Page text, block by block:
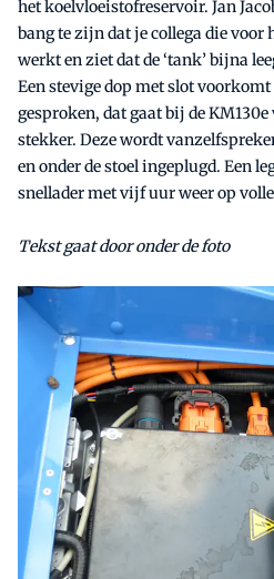
het koelvloeistofreservoir. Jan
bang te zijn dat je collega die voor
werkt en ziet dat de ‘tank’ bijna
Een stevige dop met slot voorkomt
gesproken, dat gaat bij de
stekker. Deze wordt
en onder de stoel ingeplugd. Een
snellader met vijf uur weer op
Tekst gaat door onder de foto